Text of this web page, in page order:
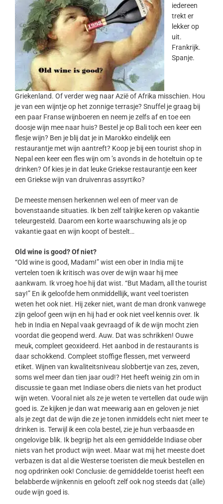
iedereen
trekt er
lekker op
uit.
Frankrijk.
Spanje.
Griekenland. Of verder weg naar Azië of Afrika misschien. Hou
je van een wijntje op het zonnige terrasje? Snuffel je graag bij
een paar Franse wijnboeren en neem je zelfs af en toe een
doosje wijn mee naar huis? Bestel je op Bali toch een keer een
flesje wijn? Ben je blij dat je in Marokko eindelijk een
restaurantje met wijn aantreft? Koop je bij een tourist shop in
Nepal een keer een fles wijn om ’s avonds in de hoteltuin op te
drinken? Of kies je in dat leuke Griekse restaurantje een keer
een Griekse wijn van druivenras assyrtiko?
De meeste mensen herkennen wel een of meer van de
bovenstaande situaties. Ik ben zelf talrijke keren op vakantie
teleurgesteld. Daarom een korte waarschuwing als je op
vakantie gaat en wijn koopt of bestelt…
Old wine is good? Of niet?
“Old wine is good, Madam!” wist een ober in India mij te
vertelen toen ik kritisch was over de wijn waar hij mee
aankwam. Ik vroeg hoe hij dat wist. “But Madam, all the tourist
say!” En ik geloofde hem onmiddellijk, want veel toeristen
weten het ook niet. Hij zeker niet, want de man dronk vanwege
zijn geloof geen wijn en hij had er ook niet veel kennis over. Ik
heb in India en Nepal vaak gevraagd of ik de wijn mocht zien
voordat die geopend werd. Auw. Dat was schrikken! Ouwe
meuk, compleet geoxideerd. Het aanbod in de restaurants is
daar schokkend. Compleet stoffige flessen, met verweerd
etiket. Wijnen van kwaliteitsniveau slobbertje van zes, zeven,
soms wel meer dan tien jaar oud!? Het heeft weinig zin om in
discussie te gaan met Indiase obers die niets van het product
wijn weten. Vooral niet als ze je weten te vertellen dat oude wijn
goed is. Ze kijken je dan wat meewarig aan en geloven je niet
als je zegt dat de wijn die ze je tonen inmiddels echt niet meer te
drinken is. Terwijl ik een cola bestel, zie je hun verbaasde en
ongelovige blik. Ik begrijp het als een gemiddelde Indiase ober
niets van het product wijn weet. Maar wat mij het meeste doet
verbazen is dat al die Westerse toeristen die meuk bestellen en
nog opdrinken ook! Conclusie: de gemiddelde toerist heeft een
belabberde wijnkennis en gelooft zelf ook nog steeds dat (alle)
oude wijn goed is.